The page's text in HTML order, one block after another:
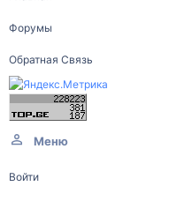
Форумы
Обратная Связь
Меню
Войти